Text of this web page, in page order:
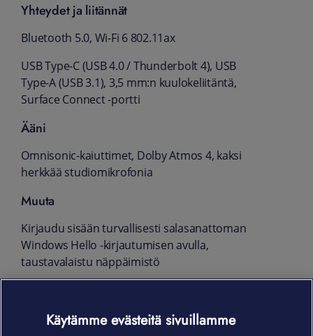
Yhteydet ja liitännät
Bluetooth 5.0, Wi-Fi 6 802.11ax
USB Type-C (USB 4.0 / Thunderbolt 4), USB
Type-A (USB 3.1), 3,5 mm:n kuulokeliitäntä,
Surface Connect -portti
Ääni
Omnisonic-kaiuttimet, Dolby Atmos 4, kaksi
herkkää studiomikrofonia
Muuta
Kirjaudu sisään turvallisesti salasanattoman
Windows Hello -kirjautumisen avulla,
taustavalaistu näppäimistö
34.0 x 24.4 x 1.47 cm
Käytämme evästeitä sivuillamme